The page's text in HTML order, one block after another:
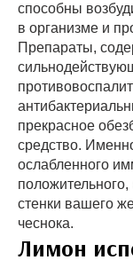
способны
в организме и
Препараты,
прекрасное
средство.
ослабленного
стенки вашего
чеснока.
Лимон